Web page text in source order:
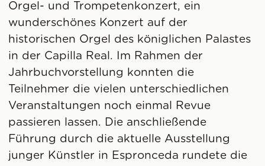
Orgel- und Trompetenkonzert, ein
wunderschönes Konzert auf der
historischen Orgel des königlichen Palastes
in der Capilla Real. Im Rahmen der
Jahrbuchvorstellung konnten die
Teilnehmer die vielen unterschiedlichen
Veranstaltungen noch einmal Revue
passieren lassen. Die anschließende
Führung durch die aktuelle Ausstellung
junger Künstler in Espronceda rundete die